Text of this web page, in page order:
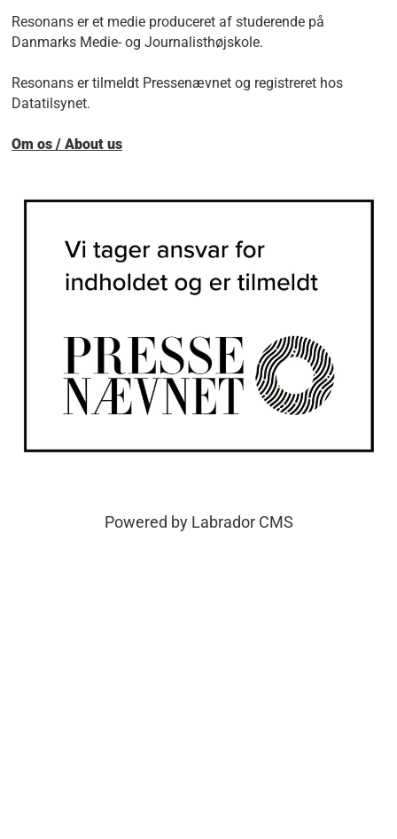
Resonans er et medie produceret af studerende på
Danmarks Medie- og Journalisthøjskole.
Resonans er tilmeldt Pressenævnet og registreret hos
Datatilsynet.
Om os / About us
Powered by Labrador CMS